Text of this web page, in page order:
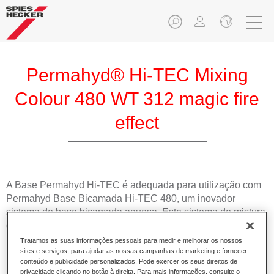
Permahyd® Hi-TEC Mixing
Colour 480 WT 312 magic fire
effect
A Base Permahyd Hi-TEC é adequada para utilização com
Permahyd Base Bicamada Hi-TEC 480, um inovador
sistema de base bicamada aquosa. Este sistema de mistura
contém todas as cores lisas e de efeito necessárias para a
repintura de alta qualidade de veículos automóveis de
passageiros.
Tratamos as suas informações pessoais para medir e melhorar os nossos
sites e serviços, para ajudar as nossas campanhas de marketing e fornecer
conteúdo e publicidade personalizados. Pode exercer os seus direitos de
privacidade clicando no botão à direita. Para mais informações, consulte o